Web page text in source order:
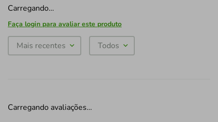
Carregando…
Faça login para avaliar este produto
Mais recentes Todos
Carregando avaliações…